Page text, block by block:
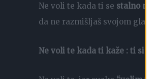
Ne voli te kada ti se stalno
da ne razmišljaš svojom
Ne voli te kada ti kaže : ti si